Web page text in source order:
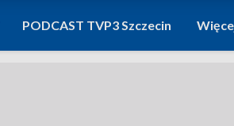
PODCAST TVP3 Szczecin